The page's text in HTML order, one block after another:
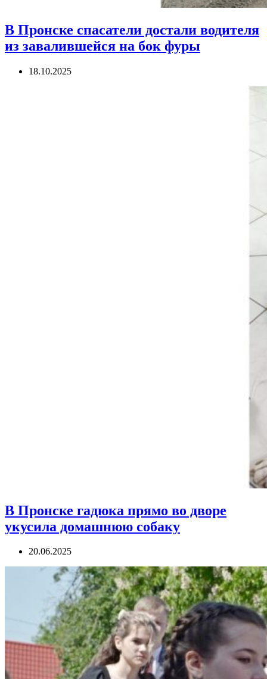
В Пронске спасатели достали водителя
из завалившейся на бок фуры
18.10.2025
В Пронске гадюка прямо во дворе
укусила домашнюю собаку
20.06.2025